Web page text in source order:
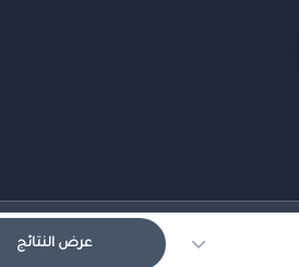
عرض النتائج